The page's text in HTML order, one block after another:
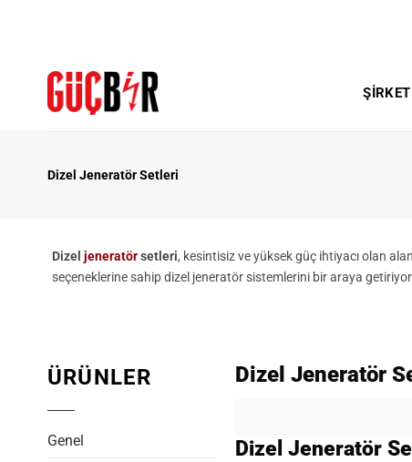
ŞIRKET
Dizel Jeneratör Setleri
Dizel jeneratörsetleri, kesintisiz ve yüksek güç ihtiyacı olan
seçeneklerine sahip dizel jeneratör sistemlerini bir araya
ÜRÜNLER
Genel
Dizel Jeneratör
Dizel Jeneratör